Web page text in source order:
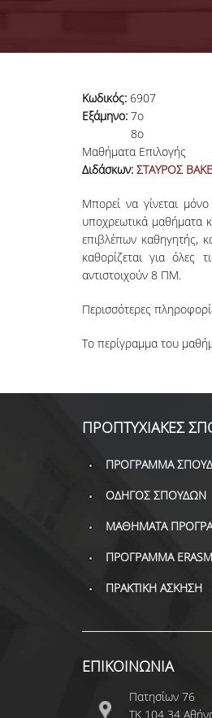
Κωδικός: 6907
Εξάμηνο: 7ο
8o
Μαθήματα Επιλογής
Διδάσκων: ΣΤΑΥΡΟΣ
Μπορεί να γίνεται
υποχρεωτικά μαθήματα
επιβλέπων καθηγητής,
καθορίζεται για όλες
αντιστοιχούν 8 ΠΜ.
Περισσότερες
Το περίγραμμα του
ΠΡΟΠΤΥΧΙΑΚΕΣ
ΠΡΟΓΡΑΜΜΑ
ΟΔΗΓΟΣ ΣΠΟΥΔΩΝ
ΜΑΘΗΜΑΤΑ
ΠΡΟΓΡΑΜΜΑ
ΠΡΑΚΤΙΚΗ ΑΣΚΗΣΗ
ΕΠΙΚΟΙΝΩΝΙΑ
Πατησίων 76
ΤΚ 104 34